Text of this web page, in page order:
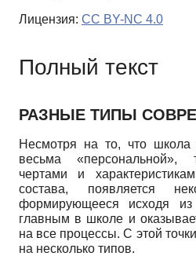
Лицензия: CC BY-NC 4.0
Полный текст
РАЗНЫЕ ТИПЫ
Несмотря на то, что школа
весьма «персональной»,
чертами и
состава, появляется
формирующееся исходя из
главным в школе и
на все процессы. С этой
на несколько типов.